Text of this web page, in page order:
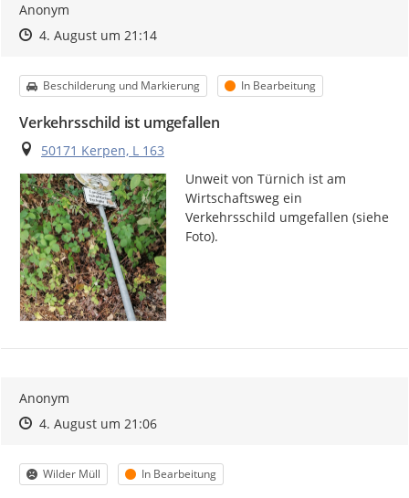
Anonym
Zeitpunkt des Erstellens
Zeitpunkt des Erstellens
4. August um 21:14Zur Äußerung
Kategorie
Beschilderung und Markierung Status
In Bearbeitung
Verkehrsschild ist umgefallen
Ort
50171 Kerpen, L 163
Unweit von Türnich ist am
Wirtschaftsweg ein
Verkehrsschild umgefallen (siehe
Foto).
Anonym
Zeitpunkt des Erstellens
Zeitpunkt des Erstellens
4. August um 21:06Zur Äußerung
Kategorie
Wilder Müll Status
In Bearbeitung